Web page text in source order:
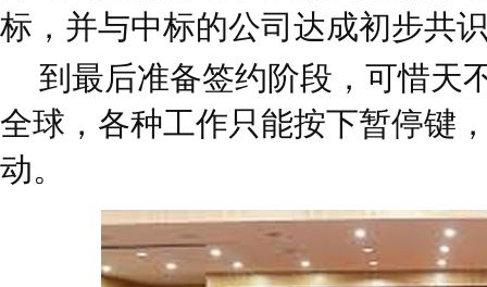
标，并与中标的公司达成初步共
到最后准备签约阶段，可惜天
全球，各种工作只能按下暂停键
动。